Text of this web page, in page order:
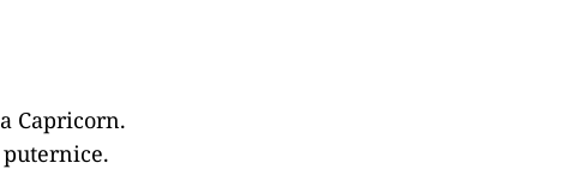
Capricorn.